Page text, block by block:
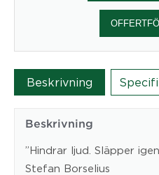
Blade
öppen
10-
-
Beskrivning
Beskrivning
”Hindrar ljud. Släpper
Stefan Borselius